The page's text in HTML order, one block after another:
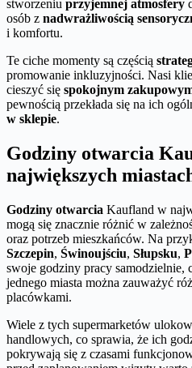
stworzeniu przyjemnej atmosfery
osób z nadwrażliwością
i komfortu.
Te ciche momenty są częścią
promowanie inkluzyjności. Nasi
cieszyć się spokojnym
pewnością przekłada się na ich
w sklepie.
Godziny otwarcia
największych
Godziny otwarcia Kaufland w
mogą się znacznie różnić w
oraz potrzeb mieszkańców. Na
Szczepin, Świnoujściu, Słupsku,
swoje godziny pracy samodzielnie,
jednego miasta można zauważyć
placówkami.
Wiele z tych supermarketów
handlowych, co sprawia, że ich
pokrywają się z czasami